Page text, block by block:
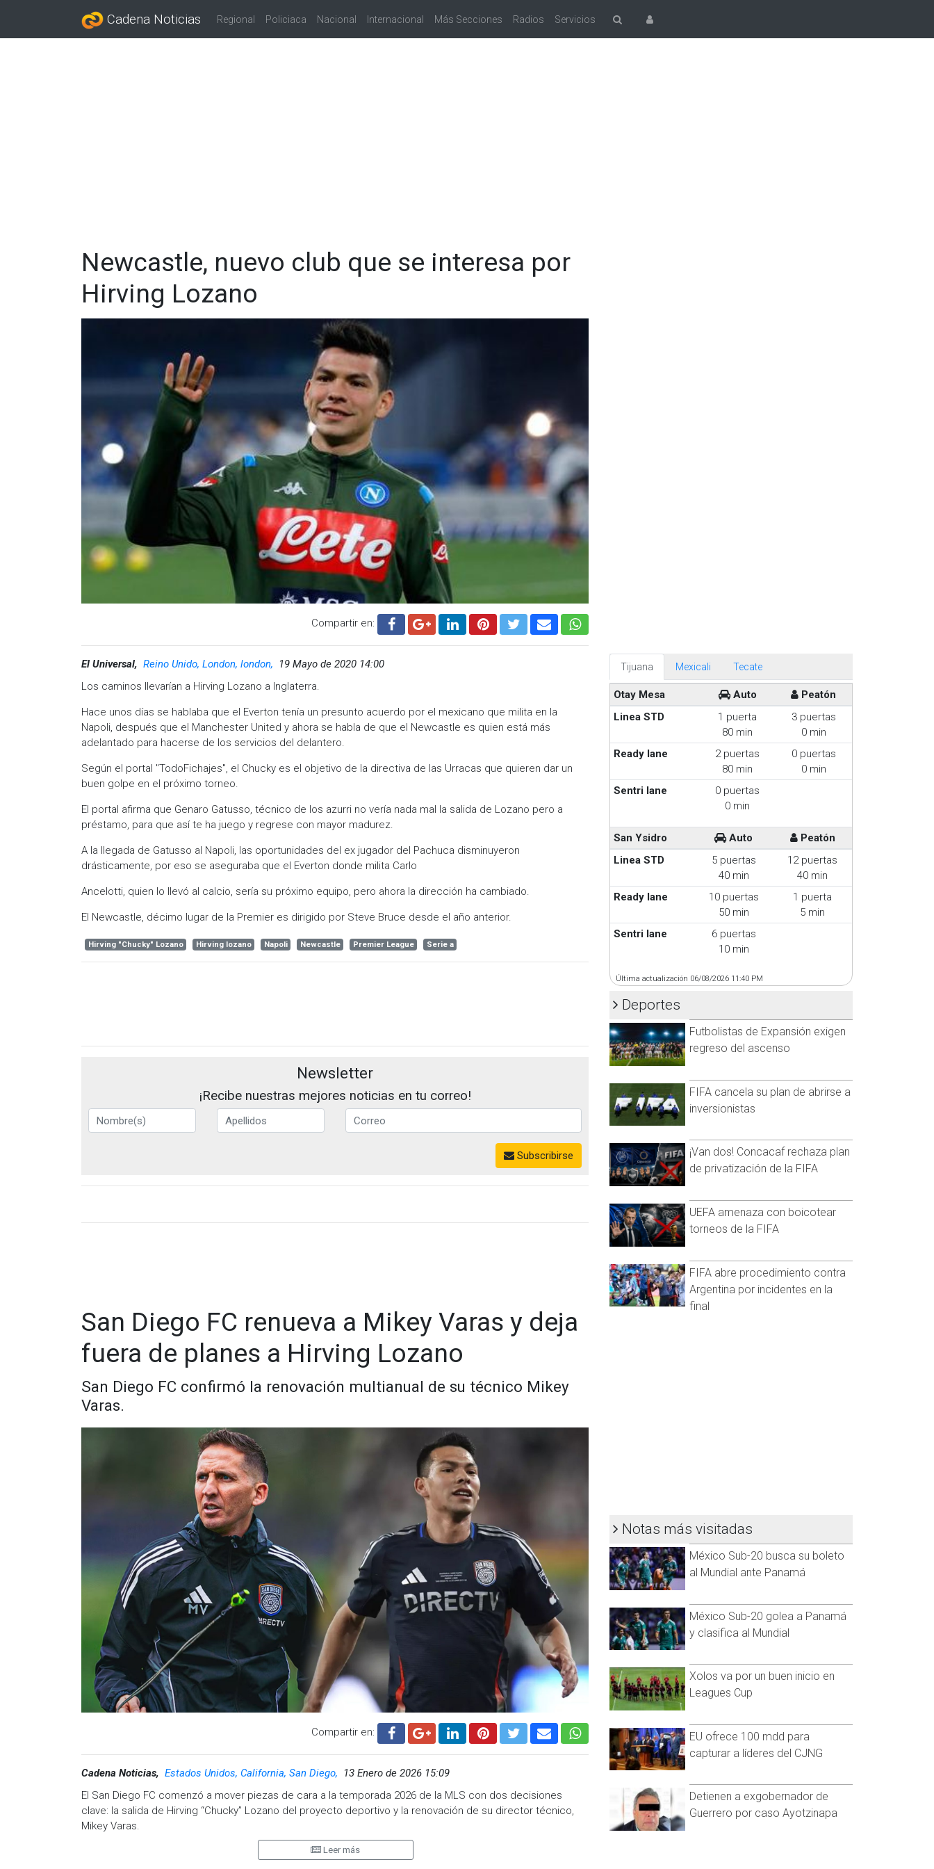
Cadena Noticias Regional Policiaca Nacional Internacional Más Secciones Radios Servicios
Newcastle, nuevo club que se interesa por
Hirving Lozano
Compartir en:
El Universal, Reino Unido, London, london,
19 Mayo de 2020 14:00
Los caminos llevarían a Hirving Lozano a Inglaterra.
Hace unos días se hablaba que el Everton tenía un presunto acuerdo por el mexicano que milita en la
Napoli, después que el Manchester United y ahora se habla de que el Newcastle es quien está más
adelantado para hacerse de los servicios del delantero.
Según el portal "TodoFichajes", el Chucky es el objetivo de la directiva de las Urracas que quieren dar un
buen golpe en el próximo torneo.
El portal afirma que Genaro Gatusso, técnico de los azurri no vería nada mal la salida de Lozano pero a
préstamo, para que así te ha juego y regrese con mayor madurez.
A la llegada de Gatusso al Napoli, las oportunidades del ex jugador del Pachuca disminuyeron
drásticamente, por eso se aseguraba que el Everton donde milita Carlo
Ancelotti, quien lo llevó al calcio, sería su próximo equipo, pero ahora la dirección ha cambiado.
El Newcastle, décimo lugar de la Premier es dirigido por Steve Bruce desde el año anterior.
Hirving "Chucky" Lozano Hirving lozano Napoli Newcastle Premier League Serie a
Newsletter
¡Recibe nuestras mejores noticias en tu correo!
Subscribirse
San Diego FC renueva a Mikey Varas y deja
fuera de planes a Hirving Lozano
San Diego FC confirmó la renovación multianual de su técnico Mikey
Varas.
Compartir en:
Cadena Noticias, Estados Unidos, California, San Diego,
13 Enero de 2026 15:09
El San Diego FC comenzó a mover piezas de cara a la temporada 2026 de la MLS con dos decisiones
clave: la salida de Hirving “Chucky” Lozano del proyecto deportivo y la renovación de su director técnico,
Mikey Varas.
A través de un comunicado oficial, el club californiano informó que llegó a un acuerdo para extender de
Leer más
Tijuana Mexicali Tecate
Otay Mesa Auto
Peatón
Linea STD
1 puerta
80 min
3 puertas
0 min
Ready lane
2 puertas
80 min
0 puertas
0 min
Sentri lane
0 puertas
0 min
San Ysidro Auto
Peatón
Linea STD
5 puertas
40 min
12 puertas
40 min
Ready lane
10 puertas
50 min
1 puerta
5 min
Sentri lane
6 puertas
10 min
Última actualización 06/08/2026 11:40 PM
Deportes
Futbolistas de Expansión exigen
regreso del ascenso
FIFA cancela su plan de abrirse a
inversionistas
¡Van dos! Concacaf rechaza plan
de privatización de la FIFA
UEFA amenaza con boicotear
torneos de la FIFA
FIFA abre procedimiento contra
Argentina por incidentes en la
final
Notas más visitadas
México Sub-20 busca su boleto
al Mundial ante Panamá
México Sub-20 golea a Panamá
y clasifica al Mundial
Xolos va por un buen inicio en
Leagues Cup
EU ofrece 100 mdd para
capturar a líderes del CJNG
Detienen a exgobernador de
Guerrero por caso Ayotzinapa